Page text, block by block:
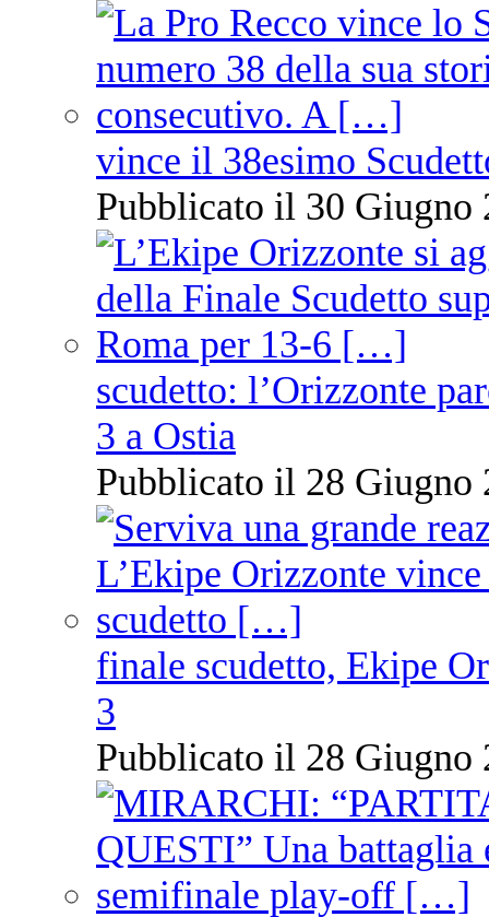
vince il 38esimo
Pubblicato il 30 Giugno
scudetto: l’Orizzonte
3 a Ostia
Pubblicato il 28 Giugno
finale scudetto, Ekipe
3
Pubblicato il 28 Giugno